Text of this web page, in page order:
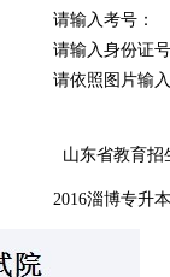
请输入考号：
请输入身份证
请依照图片输
山东省教育招
2016淄博专升